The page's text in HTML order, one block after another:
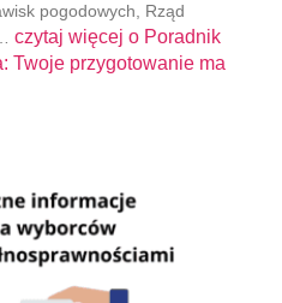
pogodowych, Rząd
czytaj więcej oPoradnik
Twoje przygotowanie ma